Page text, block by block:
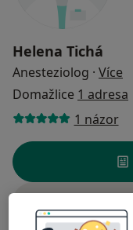
Helena Tichá
Anesteziolog · Více
Domažlice 1 adresa
1 názor